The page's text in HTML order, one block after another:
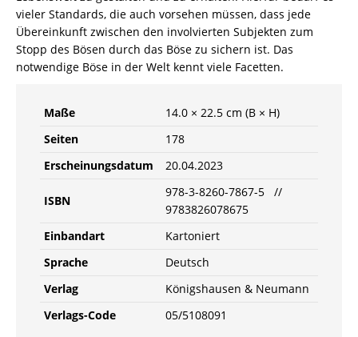
vieler Standards, die auch vorsehen müssen, dass jede
Übereinkunft zwischen den involvierten Subjekten zum
Stopp des Bösen durch das Böse zu sichern ist. Das
notwendige Böse in der Welt kennt viele Facetten.
Maße
14.0 × 22.5 cm (B × H)
Seiten
178
Erscheinungsdatum
20.04.2023
ISBN
978-3-8260-7867-5 //
9783826078675
Einbandart
Kartoniert
Sprache
Deutsch
Verlag
Königshausen & Neumann
Verlags-Code
05/5108091